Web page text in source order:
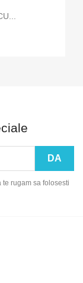
te rugam sa folosesti